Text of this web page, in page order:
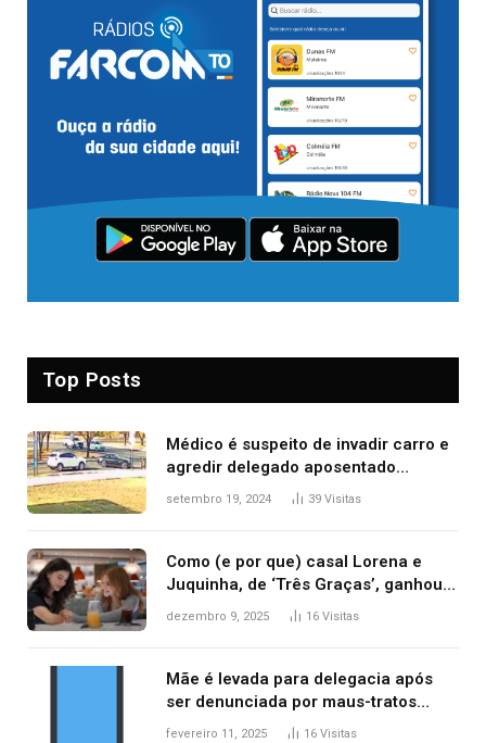
Top Posts
Médico é suspeito de invadir carro e
agredir delegado aposentado
durante confusão no trânsito
setembro 19, 2024 39 Visitas
Como (e por que) casal Lorena e
Juquinha, de ‘Três Graças’, ganhou
repercussão internacional
dezembro 9, 2025 16 Visitas
Mãe é levada para delegacia após
ser denunciada por maus-tratos
contra dois filhos, diz polícia
fevereiro 11, 2025 16 Visitas